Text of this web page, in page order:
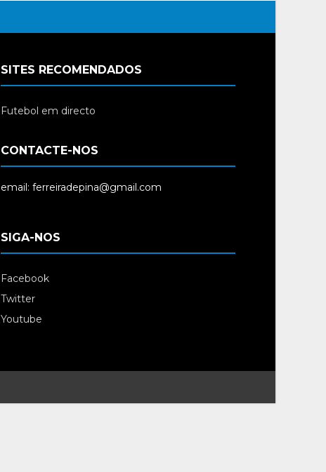
SITES RECOMENDADOS
Futebol em directo
CONTACTE-NOS
email: ferreiradepina@gmail.com
SIGA-NOS
Facebook
Twitter
Youtube